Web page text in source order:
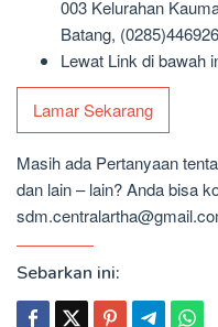
003 Kelurahan
Batang,
Lewat Link di bawah
Lamar Sekarang
Masih ada Pertanyaan
dan lain – lain? Anda bisa
Sebarkan ini: